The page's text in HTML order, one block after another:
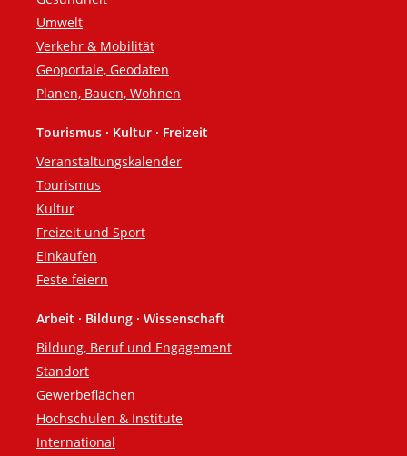
Umwelt
Verkehr & Mobilität
Geoportale, Geodaten
Planen, Bauen, Wohnen
Tourismus · Kultur · Freizeit
Veranstaltungskalender
Tourismus
Kultur
Freizeit und Sport
Einkaufen
Feste feiern
Arbeit · Bildung · Wissenschaft
Bildung, Beruf und Engagement
Standort
Gewerbeflächen
Hochschulen & Institute
International